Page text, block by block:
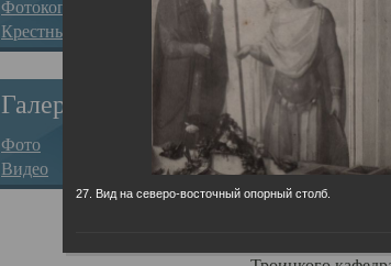
Фотокопии дел
Крестные ходы
Галерея
Фото
Видео
Один из самых
портового
Масштабность,
заслуженно
иконостас
царскими
собой поистине
шитьем,
неповторимый
поражающий
27. Вид на северо-восточный опорный столб.